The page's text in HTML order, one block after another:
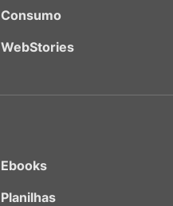
Consumo
WebStories
Ebooks
Planilhas